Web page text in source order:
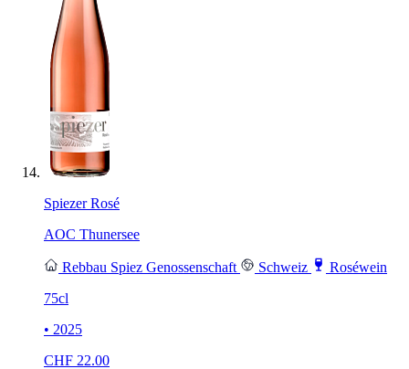
Spiezer Rosé
AOC Thunersee
Rebbau Spiez Genossenschaft Schweiz
Roséwein
75cl
• 2025
CHF 22.00